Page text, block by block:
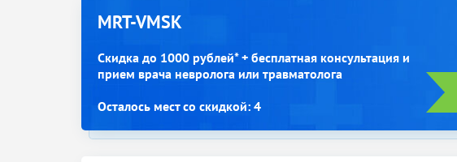
MRT-VMSK
Скидка до 1000 рублей* + бесплатная консультация и
прием врача невролога или травматолога
Осталось мест со скидкой: 4